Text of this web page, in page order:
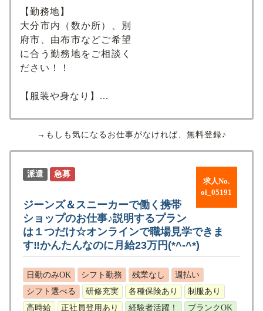
【勤務地】
大分市内（数か所）、別
府市、由布市などご希望
に合う勤務地をご相談く
ださい！！
【服装や身なり】...
→もしも気になるお仕事がなければ、無料登録♪
求人No.
oi_05191
派遣 急募
ジーンズ＆スニーカーで働く携帯
ショップのお仕事♪説明するプラン
は１つだけ☆オンラインで職場見学できま
す‼かんたんなのに月給23万円(*^-^*)
日勤のみOK シフト勤務 残業なし
週払い
シフト選べる
研修充実 各種保険あり
制服あり
高時給
正社員登用あり 経験者活躍！ ブランクOK